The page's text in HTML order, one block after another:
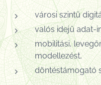
városi szintű
valós idejű adat-
mobilitási,
modellezést,
döntéstámogató